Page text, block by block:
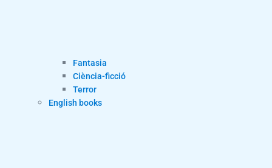
Fantasia
Ciència-ficció
Terror
English books